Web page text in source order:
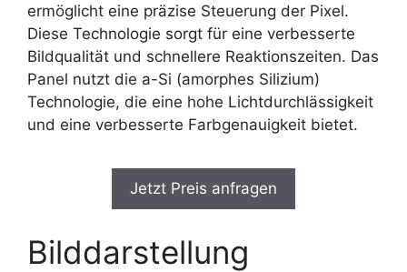
ermöglicht eine präzise Steuerung der Pixel.
Diese Technologie sorgt für eine verbesserte
Bildqualität und schnellere Reaktionszeiten. Das
Panel nutzt die a-Si (amorphes Silizium)
Technologie, die eine hohe Lichtdurchlässigkeit
und eine verbesserte Farbgenauigkeit bietet.
Jetzt Preis anfragen
Bilddarstellung